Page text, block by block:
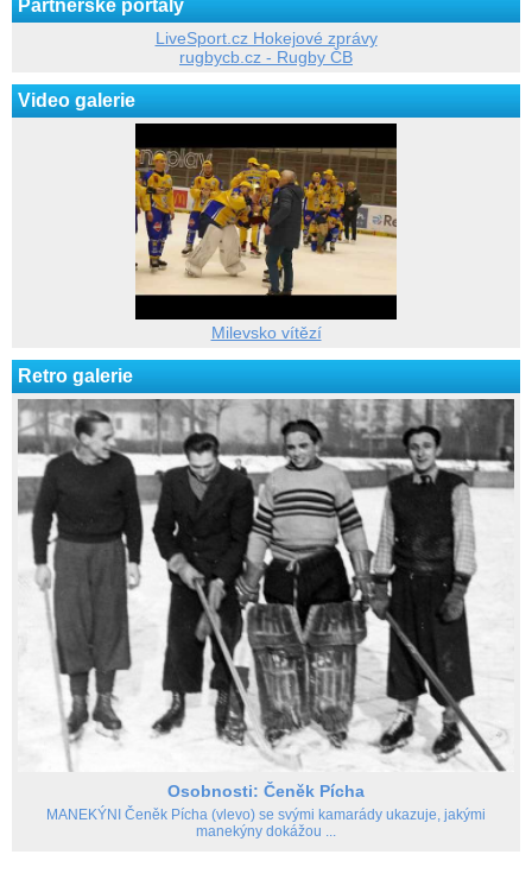
Partnerské portály
LiveSport.cz Hokejové zprávy
rugbycb.cz - Rugby ČB
Video galerie
Milevsko vítězí
Retro galerie
Osobnosti: Čeněk Pícha
MANEKÝNI Čeněk Pícha (vlevo) se svými kamarády ukazuje, jakými
manekýny dokážou ...